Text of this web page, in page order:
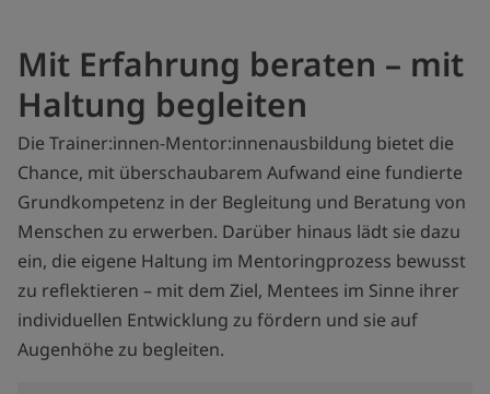
Mit Erfahrung beraten – mit
Haltung begleiten
Die Trainer:innen-Mentor:innenausbildung bietet die
Chance, mit überschaubarem Aufwand eine fundierte
Grundkompetenz in der Begleitung und Beratung von
Menschen zu erwerben. Darüber hinaus lädt sie dazu
ein, die eigene Haltung im Mentoringprozess bewusst
zu reflektieren – mit dem Ziel, Mentees im Sinne ihrer
individuellen Entwicklung zu fördern und sie auf
Augenhöhe zu begleiten.